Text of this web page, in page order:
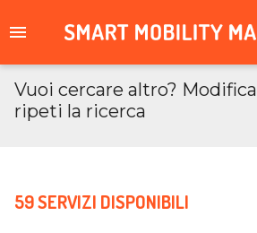
Vuoi cercare altro?
ripeti la ricerca
59 SERVIZI DISPONIBILI